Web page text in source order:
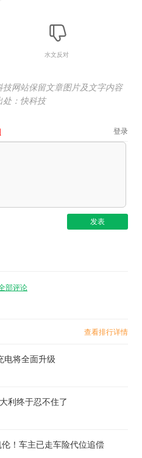
水文反对
网站保留文章图片及文字内容
处：快科技
登录
部评论
查看排行详情
电将全面升级
利终于忍不住了
！车主已走车险代位追偿